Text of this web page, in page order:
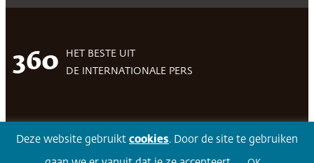
360
HET BESTE UIT
DE INTERNATIONALE PERS
Volg 360Facebook LinkedIn Twitter
Deze website gebruikt cookies. Door de site te gebruiken